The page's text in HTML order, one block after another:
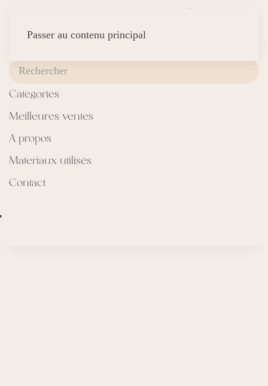
Passer au contenu principal
Catégories
Meilleures ventes
A propos
Materiaux utilisés
Contact